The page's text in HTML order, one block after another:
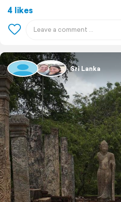
4 likes
Sri Lanka